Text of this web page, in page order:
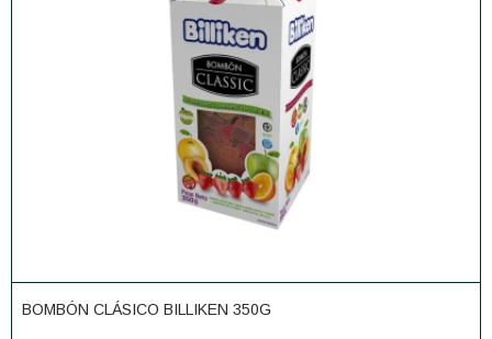
BOMBÓN CLÁSICO BILLIKEN 350G